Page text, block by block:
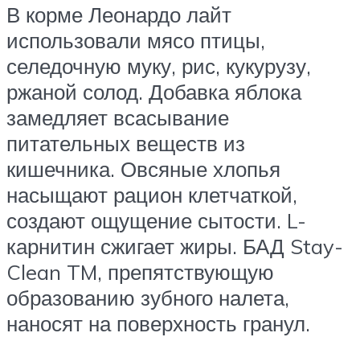
В корме Леонардо лайт
использовали мясо птицы,
селедочную муку, рис, кукурузу,
ржаной солод. Добавка яблока
замедляет всасывание
питательных веществ из
кишечника. Овсяные хлопья
насыщают рацион клетчаткой,
создают ощущение сытости. L-
карнитин сжигает жиры. БАД Stay-
Clean TM, препятствующую
образованию зубного налета,
наносят на поверхность гранул.